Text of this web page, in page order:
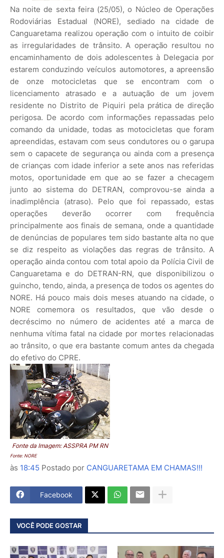
Na noite de sexta feira (25/05), o Núcleo de Operações
Rodoviárias Estadual (NORE), sediado na cidade de
Canguaretama realizou operação com o intuito de coibir
as irregularidades de trânsito. A operação resultou no
encaminhamento de dois adolescentes à Delegacia por
estarem conduzindo veículos automotores, a apreensão
de onze motocicletas que se encontram com o
licenciamento atrasado e a autuação de um jovem
residente no Distrito de Piquiri pela prática de direção
perigosa. De acordo com informações repassadas pelo
comando da unidade, todas as motocicletas que foram
apreendidas, estavam com seus condutores ou o garupa
sem o capacete de segurança ou ainda com a presença
de crianças com idade inferior a sete anos nas referidas
motos, oportunidade em que ao se fazer a checagem
junto ao sistema do DETRAN, comprovou-se ainda a
inadimplência (atraso). Pelo que foi repassado, estas
operações deverão ocorrer com frequência
principalmente aos finais de semana, onde a quantidade
de denúncias de populares tem sido bastante alta no que
se diz respeito as violações das regras de trânsito. A
operação ainda contou com total apoio da Polícia Civil de
Canguaretama e do DETRAN-RN, que disponibilizou o
guincho, tendo, ainda, a presença de todos os agentes do
NORE. Há pouco mais dois meses atuando na cidade, o
NORE comemora os resultados, que vão desde o
decréscimo no número de acidentes até a marca de
nenhuma vítima fatal na cidade por mortes relacionadas
ao trânsito, o que era bastante comum antes da chegada
do efetivo do CPRE.
Fonte da Imagem: ASSPRA PM RN
Fonte: NORE
às 18:45 Postado por CANGUARETAMA EM CHAMAS!!!
Facebook
VOCÊ PODE GOSTAR